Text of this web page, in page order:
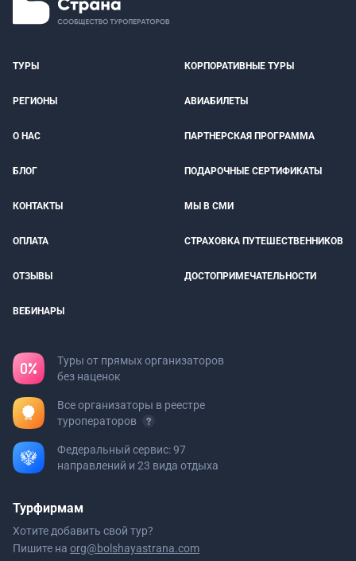
ТУРЫ КОРПОРАТИВНЫЕ ТУРЫ
РЕГИОНЫ АВИАБИЛЕТЫ
О НАС ПАРТНЕРСКАЯ ПРОГРАММА
БЛОГ ПОДАРОЧНЫЕ СЕРТИФИКАТЫ
КОНТАКТЫ МЫ В СМИ
ОПЛАТА СТРАХОВКА ПУТЕШЕСТВЕННИКОВ
ОТЗЫВЫ ДОСТОПРИМЕЧАТЕЛЬНОСТИ
ВЕБИНАРЫ
Туры от прямых организаторов
без наценок
Все организаторы в реестре
туроператоров
Федеральный сервис: 97
направлений и 23 вида отдыха
Турфирмам
Хотите добавить свой тур?
Пишите на org@bolshayastrana.com